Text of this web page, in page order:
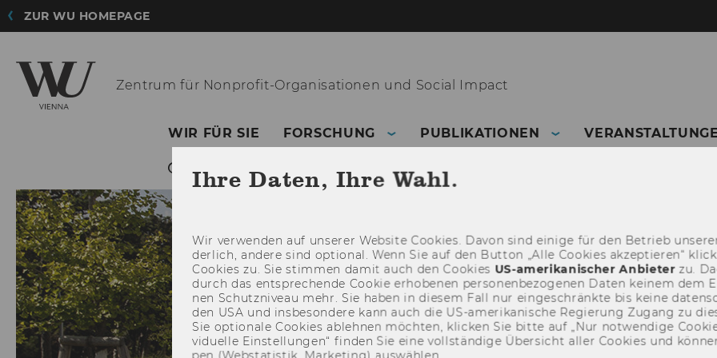
ZUR WU HOMEPAGE
Zentrum für Nonprofit-Organisationen und Social Impact
WIR FÜR SIE FORSCHUNG PUBLIKATIONEN
Ihre Daten, Ihre Wahl.
Wir ver­wen­den auf un­se­rer Web­site Coo­kies. Davon sind ei­ni­ge für den Be­trieb
der­lich, an­de­re sind op­tio­nal. Wenn Sie auf den But­ton „Alle Coo­kies ak­zep­tie­ren“
Coo­kies zu. Sie stim­men damit auch den Coo­kies US-​amerikanischer An­bie­terzu.
durch das ent­spre­chen­de Coo­kie er­ho­be­nen per­so­nen­be­zo­ge­nen Daten kei­nem dem
nen Schutz­ni­veau mehr. Sie haben in die­sem Fall nur ein­ge­schränk­te bis keine
den USA und ins­be­son­de­re kann auch die US-​amerikanische Re­gie­rung Zu­gang zu
Sie op­tio­na­le Coo­kies ab­leh­nen möch­ten, kli­cken Sie bitte auf „Nur not­wen­di­ge
vi­du­el­le Ein­stel­lun­gen“ fin­den Sie eine voll­stän­di­ge Über­sicht aller Coo­kies und